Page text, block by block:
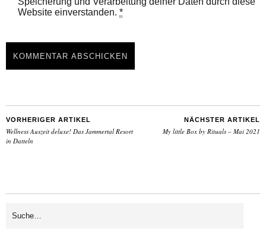
Website einverstanden. *
VORHERIGER ARTIKEL
Wellness Auszeit deluxe! Das Jammertal Resort
in Datteln
NÄCHSTER ARTIKEL
My little Box by Rituals – Mai 2021